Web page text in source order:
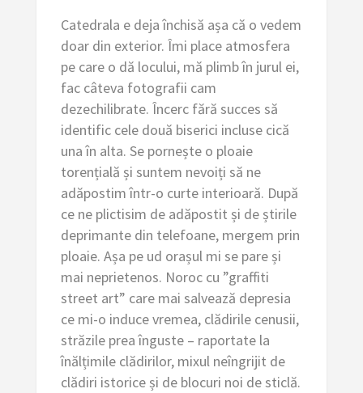
Catedrala e deja închisă așa că o vedem
doar din exterior. Îmi place atmosfera
pe care o dă locului, mă plimb în jurul ei,
fac câteva fotografii cam
dezechilibrate. Încerc fără succes să
identific cele două biserici incluse cică
una în alta. Se pornește o ploaie
torențială și suntem nevoiți să ne
adăpostim într-o curte interioară. După
ce ne plictisim de adăpostit și de știrile
deprimante din telefoane, mergem prin
ploaie. Așa pe ud orașul mi se pare și
mai neprietenos. Noroc cu ”graffiti
street art” care mai salvează depresia
ce mi-o induce vremea, clădirile cenusii,
străzile prea înguste – raportate la
înălțimile clădirilor, mixul neîngrijit de
clădiri istorice și de blocuri noi de sticlă.